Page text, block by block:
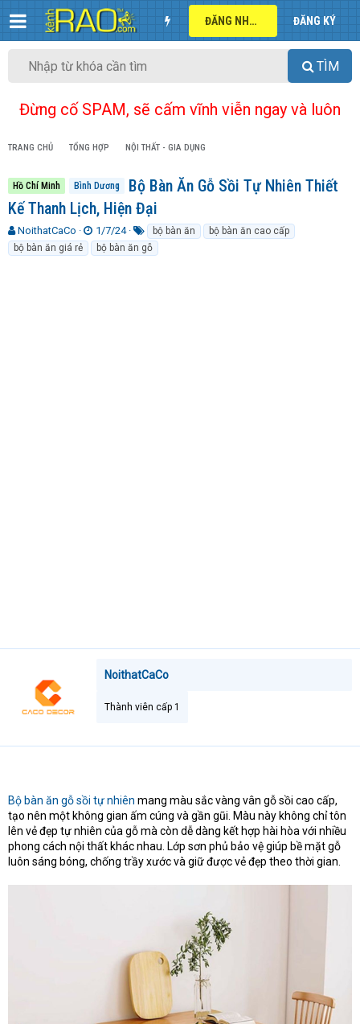
ĐĂNG NHẬP ĐĂNG KÝ
TÌM
Đừng cố SPAM, sẽ cấm vĩnh viễn ngay và luôn
TRANG CHỦ TỔNG HỢP NỘI THẤT - GIA DỤNG
Hồ Chí Minh Bình Dương
Bộ Bàn Ăn Gỗ Sồi Tự Nhiên Thiết
Kế Thanh Lịch, Hiện Đại
T
h
r
NoithatCaCo
N
g
à
1/7/24
ừ
k
bộ bàn ăn
bộ bàn ăn cao cấp
bộ bàn ăn giá rẻ
bộ bàn ăn gỗ
NoithatCaCo
Thành viên cấp 1
Bộ bàn ăn gỗ sồi tự nhiên mang màu sắc vàng vân gỗ sồi cao cấp,
tạo nên một không gian ấm cúng và gần gũi. Màu này không chỉ tôn
lên vẻ đẹp tự nhiên của gỗ mà còn dễ dàng kết hợp hài hòa với nhiều
phong cách nội thất khác nhau. Lớp sơn phủ bảo vệ giúp bề mặt gỗ
luôn sáng bóng, chống trầy xước và giữ được vẻ đẹp theo thời gian.